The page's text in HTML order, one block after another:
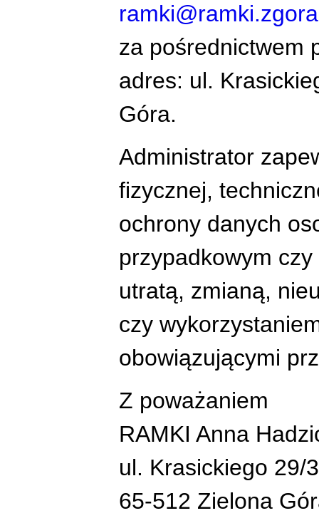
za pośrednictwem
adres: ul.
Góra.
Administrator
fizycznej,
ochrony danych
przypadkowym
utratą, zmianą,
czy
obowiązującymi
Z poważaniem
RAMKI Anna
ul. Krasickiego 29/3
65-512 Zielona